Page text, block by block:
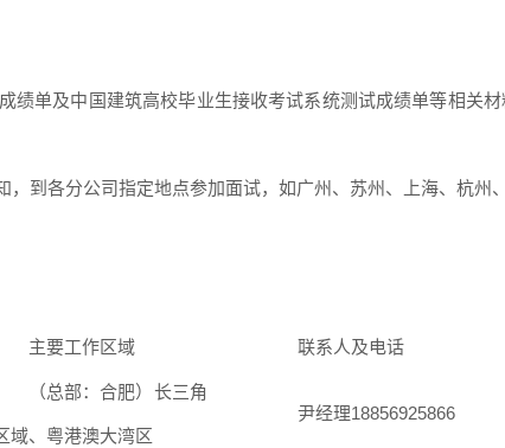
绩单及中国建筑高校毕业生接收考试系统测试成绩单等相关
到各分公司指定地点参加面试，如广州、苏州、上海、杭州
主要工作区域 联系人及电话
（总部：合肥） 长三角
域、粤港澳大湾区
尹经理18856925866